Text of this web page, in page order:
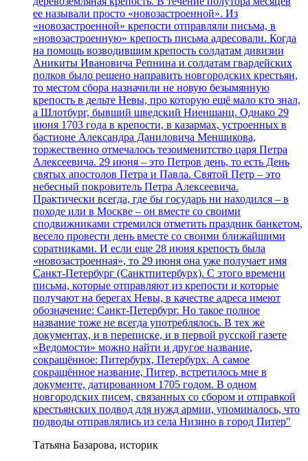
ее называли просто «новозастроенной». Из
«новозастроенной» крепости отправляли письма, в
«новозастроенную» крепость письма адресовали. Когда
на помощь возводившим крепость солдатам дивизии
Аникиты Ивановича Репнина и солдатам гвардейских
полков было решено направить новгородских крестьян,
то местом сбора назначили не новую безымянную
крепость в дельте Невы, про которую ещё мало кто знал,
а Шлотбург, бывший шведский Ниеншанц. Однако 29
июня 1703 года в крепости, в казармах, устроенных в
бастионе Александра Даниловича Меншикова,
торжественно отмечалось тезоименитство царя Петра
Алексеевича. 29 июня – это Петров день, то есть День
святых апостолов Петра и Павла. Святой Петр – это
небесный покровитель Петра Алексеевича.
Практически всегда, где бы государь ни находился – в
походе или в Москве – он вместе со своими
сподвижниками стремился отметить праздник банкетом,
весело провести день вместе со своими ближайшими
соратниками. И если еще 28 июня крепость была
«новозастроенная», то 29 июня она уже получает имя
Санкт-Петербург (Санктпитербурх). С этого времени
письма, которые отправляют из крепости и которые
получают на берегах Невы, в качестве адреса имеют
обозначение: Санкт-Петербург. Но такое полное
название тоже не всегда употреблялось. В тех же
документах, и в переписке, и в первой русской газете
«Ведомости» можно найти и другое название,
сокращённое: Питербурх, Петербурх. А самое
сокращённое название, Питер, встретилось мне в
документе, датированном 1705 годом. В одном
новгородских писем, связанных со сбором и отправкой
крестьянских подвод для нужд армии, упоминалось, что
подводы отправлялись из села Низино в город Питер"
Татьяна Базарова, историк